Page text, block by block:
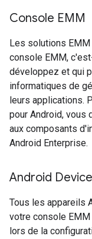
Console EMM
Les solutions
console EMM,
développez et qui
informatiques de
leurs applications.
pour Android, vous
aux composants
Android Enterprise.
Android
Tous les appareils
votre console
lors de la